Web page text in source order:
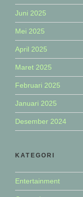
Juni 2025
Mei 2025
April 2025
Maret 2025
Februari 2025
Januari 2025
Desember 2024
KATEGORI
Entertainment